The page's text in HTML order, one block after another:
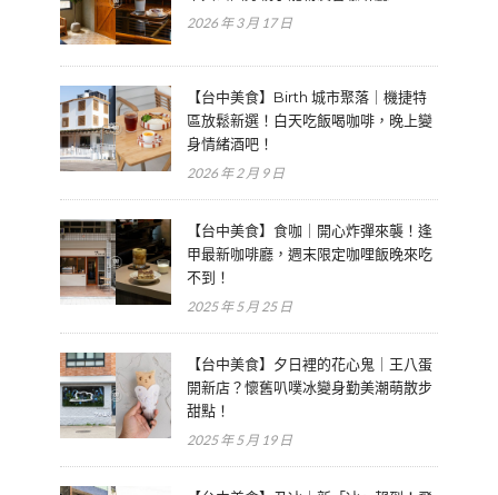
2026 年 3 月 17 日
【台中美食】Birth 城市聚落｜機捷特
區放鬆新選！白天吃飯喝咖啡，晚上變
身情緒酒吧！
2026 年 2 月 9 日
【台中美食】食咖｜開心炸彈來襲！逢
甲最新咖啡廳，週末限定咖哩飯晚來吃
不到！
2025 年 5 月 25 日
【台中美食】夕日裡的花心鬼｜王八蛋
開新店？懷舊叭噗冰變身勤美潮萌散步
甜點！
2025 年 5 月 19 日